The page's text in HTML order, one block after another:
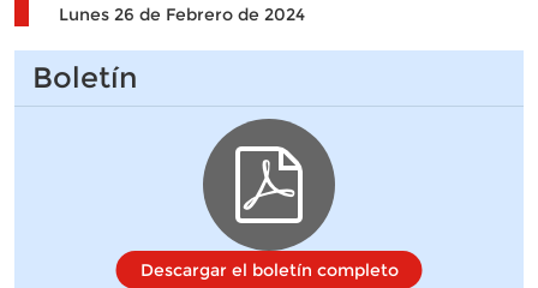
Lunes 26 de Febrero de 2024
Boletín
Descargar el boletín completo